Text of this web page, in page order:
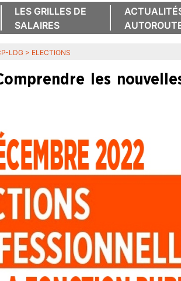
LES GRILLES DE
SALAIRES
LDG > ELECTIONS
les